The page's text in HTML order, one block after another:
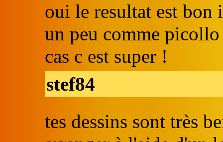
oui le resultat est bon
un peu comme
cas c est super !
stef84
tes dessins sont très